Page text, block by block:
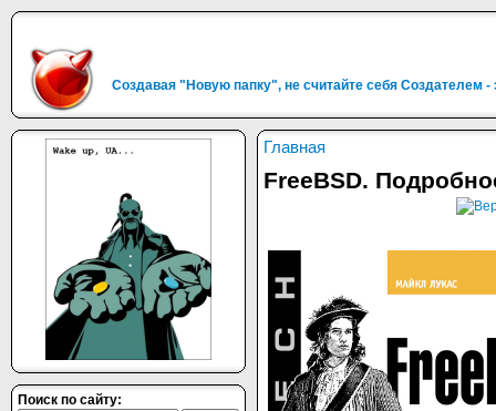
Создавая "Новую папку", не считайте себя Создателем
Главная
FreeBSD.
Поиск по сайту: